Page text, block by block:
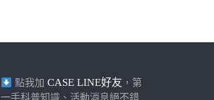
點我加 CASE LINE好友 ，第
一手科普知識、活動消息絕不錯